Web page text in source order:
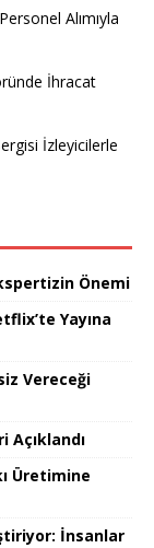
Alımıyla
İhracat
İzleyicilerle
Önemi
Yayına
Vereceği
Açıklandı
Üretimine
İnsanlar